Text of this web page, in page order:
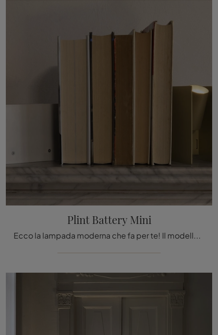
Plint Battery Mini
Ecco la lampada moderna che fa per te! Il modello Plint Battery Mini è una tra le nostre lampade da tavolo di ILTI luce.